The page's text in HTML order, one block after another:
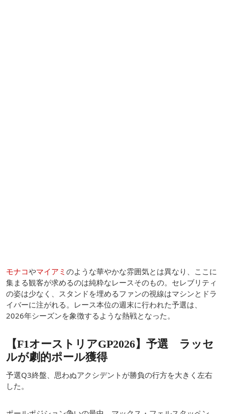
モナコやマイアミ のような華やかな雰囲気とは異なり、ここに
集まる観客が求めるのは純粋なレースそのもの。セレブリティ
の姿は少なく、スタンドを埋めるファンの視線はマシンとドラ
イバーに注がれる。レース本位の週末に行われた予選は、
2026年シーズンを象徴するような熱戦となった。
【F1オーストリアGP2026】予選 ラッセ
ルが劇的ポール獲得
予選Q3終盤、思わぬアクシデントが勝負の行方を大きく左右
した。